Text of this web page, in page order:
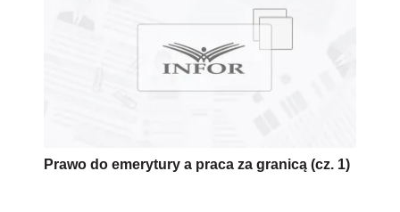
Prawo do emerytury a praca za granicą (cz. 1)